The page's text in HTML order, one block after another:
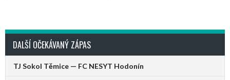
DALŠÍ OČEKÁVANÝ ZÁPAS
TJ Sokol Těmice — FC NESYT Hodonín